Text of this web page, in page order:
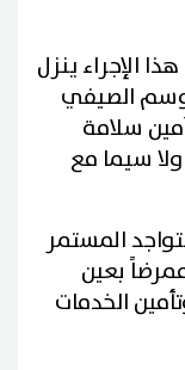
الإجراء ينزل
الصيفي
سلامة
سيما مع
المستمر
بعين
الخدمات